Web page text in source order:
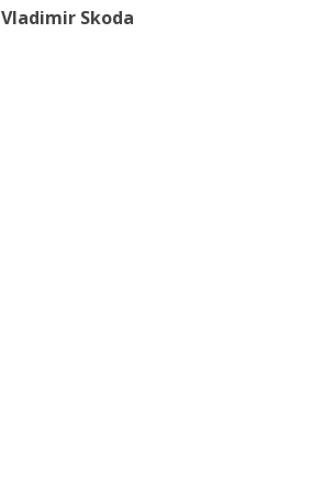
Vladimir Skoda